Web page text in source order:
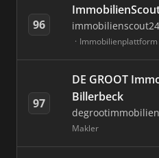
96
Immobilienplattform
97
DE GROOT
Billerbeck
Makler